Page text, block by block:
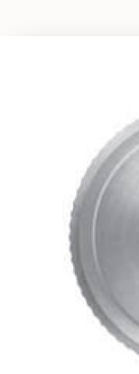
LAVORA